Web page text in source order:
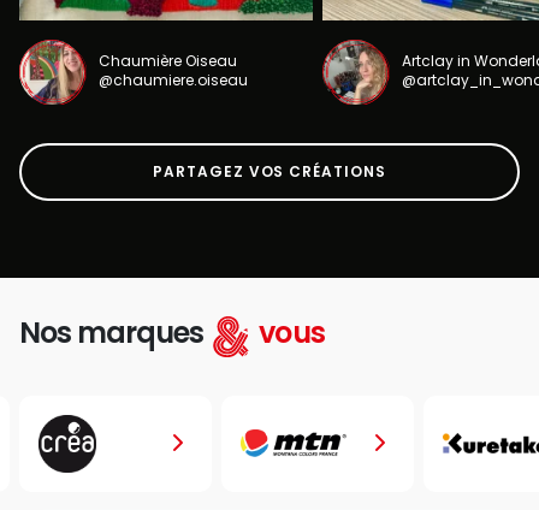
Chaumière Oiseau
@chaumiere.oiseau
Artclay in
PARTAGEZ VOS CRÉATIONS
Nos marques vous